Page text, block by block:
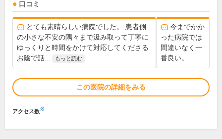
口コミ
とても素晴らしい病院でした。 患者側
の小さな不安の隅々まで汲み取って丁寧に
ゆっくりと時間をかけて対応してくださる
お陰で話...
もっと読む
今までかか
った病院では
間違いなく一
番良い。
この医院の詳細をみる
アクセス数※